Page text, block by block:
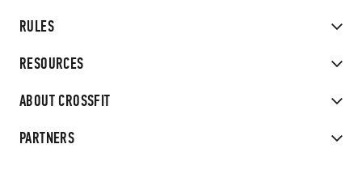
RULES
RESOURCES
ABOUT CROSSFIT
PARTNERS